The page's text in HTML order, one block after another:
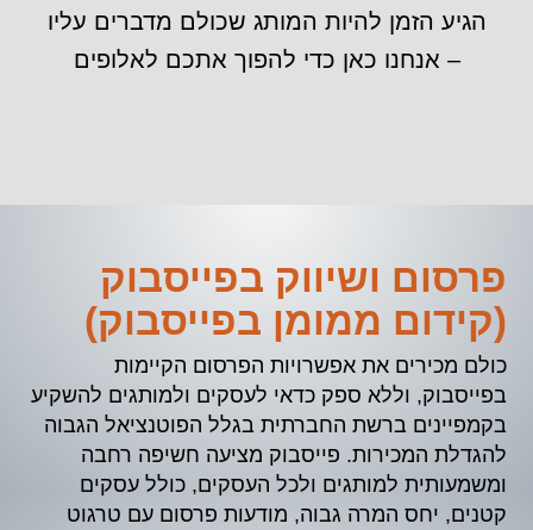
הגיע הזמן להיות המותג שכולם מדברים עליו
– אנחנו כאן כדי להפוך אתכם לאלופים
פרסום ושיווק בפייסבוק
(קידום ממומן בפייסבוק)
כולם מכירים את אפשרויות הפרסום הקיימות
בפייסבוק, וללא ספק כדאי לעסקים ולמותגים להשקיע
בקמפיינים ברשת החברתית בגלל הפוטנציאל הגבוה
להגדלת המכירות. פייסבוק מציעה חשיפה רחבה
ומשמעותית למותגים ולכל העסקים, כולל עסקים
קטנים, יחס המרה גבוה, מודעות פרסום עם טרגוט